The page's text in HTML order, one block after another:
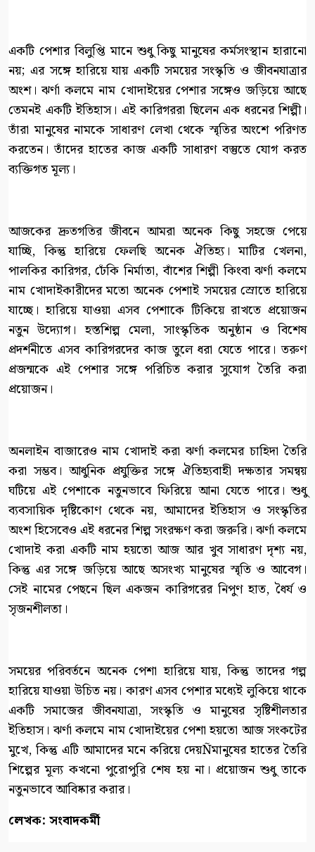
একটি পেশার বিলুপ্তি মানে শুধু কিছু মানুষের কর্মসংস্থান হারানো
নয়; এর সঙ্গে হারিয়ে যায় একটি সময়ের সংস্কৃতি ও জীবনযাত্রার
অংশ। ঝর্ণা কলমে নাম খোদাইয়ের পেশার সঙ্গেও জড়িয়ে আছে
তেমনই একটি ইতিহাস। এই কারিগররা ছিলেন এক ধরনের শিল্পী।
তাঁরা মানুষের নামকে সাধারণ লেখা থেকে স্মৃতির অংশে পরিণত
করতেন। তাঁদের হাতের কাজ একটি সাধারণ বস্তুতে যোগ করত
ব্যক্তিগত মূল্য।
আজকের দ্রুতগতির জীবনে আমরা অনেক কিছু সহজে পেয়ে
যাচ্ছি, কিন্তু হারিয়ে ফেলছি অনেক ঐতিহ্য। মাটির খেলনা,
পালকির কারিগর, ঢেঁকি নির্মাতা, বাঁশের শিল্পী কিংবা ঝর্ণা কলমে
নাম খোদাইকারীদের মতো অনেক পেশাই সময়ের স্রোতে হারিয়ে
যাচ্ছে। হারিয়ে যাওয়া এসব পেশাকে টিকিয়ে রাখতে প্রয়োজন
নতুন উদ্যোগ। হস্তশিল্প মেলা, সাংস্কৃতিক অনুষ্ঠান ও বিশেষ
প্রদর্শনীতে এসব কারিগরদের কাজ তুলে ধরা যেতে পারে। তরুণ
প্রজন্মকে এই পেশার সঙ্গে পরিচিত করার সুযোগ তৈরি করা
প্রয়োজন।
অনলাইন বাজারেও নাম খোদাই করা ঝর্ণা কলমের চাহিদা তৈরি
করা সম্ভব। আধুনিক প্রযুক্তির সঙ্গে ঐতিহ্যবাহী দক্ষতার সমন্বয়
ঘটিয়ে এই পেশাকে নতুনভাবে ফিরিয়ে আনা যেতে পারে। শুধু
ব্যবসায়িক দৃষ্টিকোণ থেকে নয়, আমাদের ইতিহাস ও সংস্কৃতির
অংশ হিসেবেও এই ধরনের শিল্প সংরক্ষণ করা জরুরি। ঝর্ণা কলমে
খোদাই করা একটি নাম হয়তো আজ আর খুব সাধারণ দৃশ্য নয়,
কিন্তু এর সঙ্গে জড়িয়ে আছে অসংখ্য মানুষের স্মৃতি ও আবেগ।
সেই নামের পেছনে ছিল একজন কারিগরের নিপুণ হাত, ধৈর্য ও
সৃজনশীলতা।
সময়ের পরিবর্তনে অনেক পেশা হারিয়ে যায়, কিন্তু তাদের গল্প
হারিয়ে যাওয়া উচিত নয়। কারণ এসব পেশার মধ্যেই লুকিয়ে থাকে
একটি সমাজের জীবনযাত্রা, সংস্কৃতি ও মানুষের সৃষ্টিশীলতার
ইতিহাস। ঝর্ণা কলমে নাম খোদাইয়ের পেশা হয়তো আজ সংকটের
মুখে, কিন্তু এটি আমাদের মনে করিয়ে দেয়Ñমানুষের হাতের তৈরি
শিল্পের মূল্য কখনো পুরোপুরি শেষ হয় না। প্রয়োজন শুধু তাকে
নতুনভাবে আবিষ্কার করার।
লেখক: সংবাদকর্মী